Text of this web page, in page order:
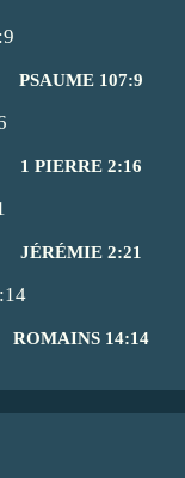
PSAUME 107:9
1 PIERRE 2:16
JÉRÉMIE 2:21
ROMAINS 14:14